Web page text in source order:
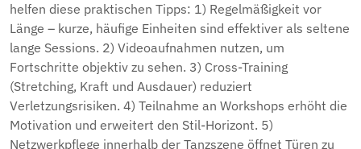
helfen diese praktischen Tipps: 1) Regelmäßigkeit vor
Länge – kurze, häufige Einheiten sind effektiver als seltene
lange Sessions. 2) Videoaufnahmen nutzen, um
Fortschritte objektiv zu sehen. 3) Cross-Training
(Stretching, Kraft und Ausdauer) reduziert
Verletzungsrisiken. 4) Teilnahme an Workshops erhöht die
Motivation und erweitert den Stil-Horizont. 5)
Netzwerkpflege innerhalb der Tanzszene öffnet Türen zu